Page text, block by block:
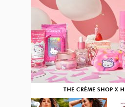
THE CRÈME SHOP X